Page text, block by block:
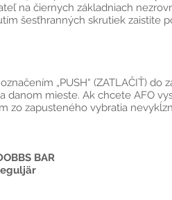
na čiernych základniach
šesťhranných skrutiek zaistite
„PUSH“ (ZATLAČIŤ) do
danom mieste. Ak chcete AFO
zo zapusteného vybratia
BAR